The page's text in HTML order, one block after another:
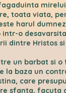
toata viata,
harul
o
dintre Hristos si
un barbat si
la baza un
care
sfanta, facuta